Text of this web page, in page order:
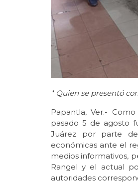
* Quien se presentó
Papantla, Ver.-
pasado 5 de agosto
Juárez por parte de
económicas ante el
medios informativos,
Rangel y el actual
autoridades